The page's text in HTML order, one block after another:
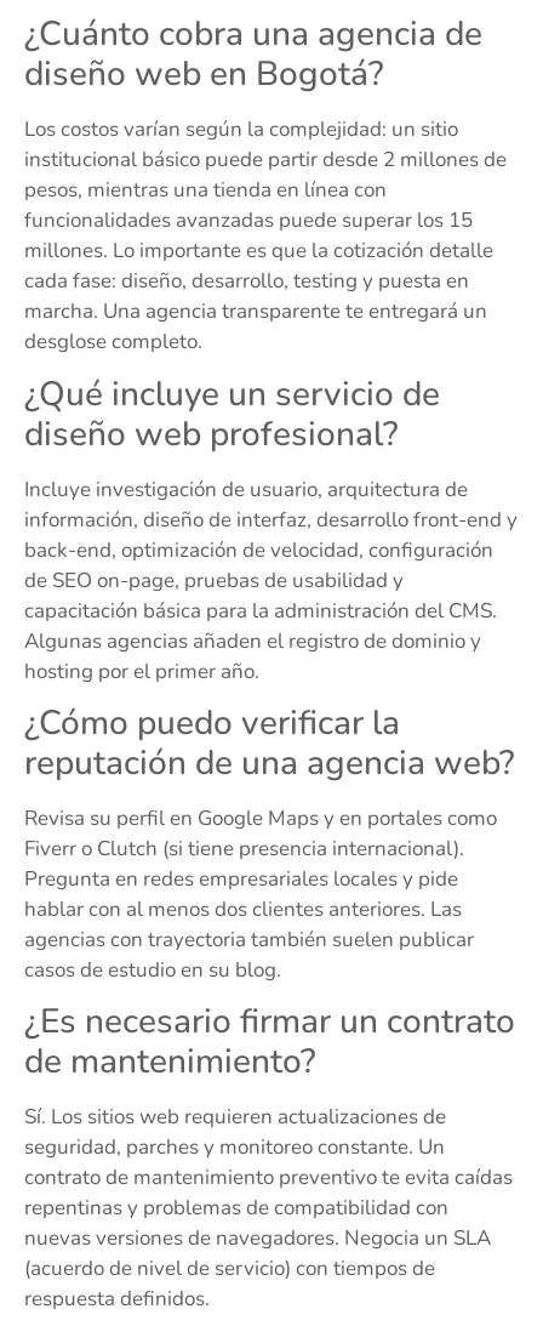
¿Cuánto cobra una agencia de
diseño web en Bogotá?
Los costos varían según la complejidad: un sitio
institucional básico puede partir desde 2 millones de
pesos, mientras una tienda en línea con
funcionalidades avanzadas puede superar los 15
millones. Lo importante es que la cotización detalle
cada fase: diseño, desarrollo, testing y puesta en
marcha. Una agencia transparente te entregará un
desglose completo.
¿Qué incluye un servicio de
diseño web profesional?
Incluye investigación de usuario, arquitectura de
información, diseño de interfaz, desarrollo front-end y
back-end, optimización de velocidad, configuración
de SEO on-page, pruebas de usabilidad y
capacitación básica para la administración del CMS.
Algunas agencias añaden el registro de dominio y
hosting por el primer año.
¿Cómo puedo verificar la
reputación de una agencia web?
Revisa su perfil en Google Maps y en portales como
Fiverr o Clutch (si tiene presencia internacional).
Pregunta en redes empresariales locales y pide
hablar con al menos dos clientes anteriores. Las
agencias con trayectoria también suelen publicar
casos de estudio en su blog.
¿Es necesario firmar un contrato
de mantenimiento?
Sí. Los sitios web requieren actualizaciones de
seguridad, parches y monitoreo constante. Un
contrato de mantenimiento preventivo te evita caídas
repentinas y problemas de compatibilidad con
nuevas versiones de navegadores. Negocia un SLA
(acuerdo de nivel de servicio) con tiempos de
respuesta definidos.